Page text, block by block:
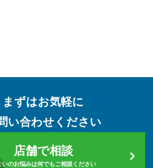
まずはお気軽に
い合わせください
店舗で相談
いのお悩みは何でもご相談ください